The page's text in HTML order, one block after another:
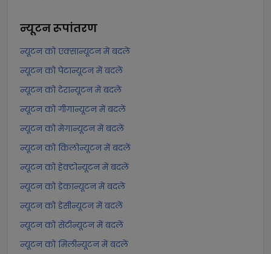
न्यूटनरूपांतरण
न्यूटन को एक्सान्यूटन में बदलें
न्यूटन को पेटान्यूटन में बदलें
न्यूटन को टेरान्यूटन में बदलें
न्यूटन को गीगान्यूटन में बदलें
न्यूटन को मेगान्यूटन में बदलें
न्यूटन को किलोन्यूटन में बदलें
न्यूटन को हेक्टोन्यूटन में बदलें
न्यूटन को डेकान्यूटन में बदलें
न्यूटन को डेसीन्यूटन में बदलें
न्यूटन को सेंटीन्यूटन में बदलें
न्यूटन को मिलीन्यूटन में बदलें